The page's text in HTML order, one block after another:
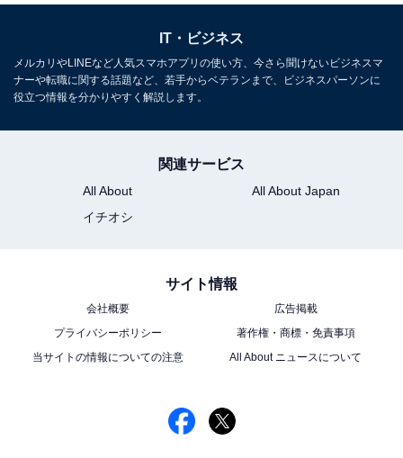
リ、カルチャーに至るまで、携帯電話に関連した幅
広い分野の執筆を手掛ける。
IT・ビジネス
メルカリやLINEなど人気スマホアプリの使い方、今さら聞けないビジネスマ
ナーや転職に関する話題など、若手からベテランまで、ビジネスパーソンに
役立つ情報を分かりやすく解説します。
関連サービス
All About
All About Japan
イチオシ
サイト情報
会社概要
広告掲載
プライバシーポリシー
著作権・商標・免責事項
当サイトの情報についての注意
All About ニュースについて